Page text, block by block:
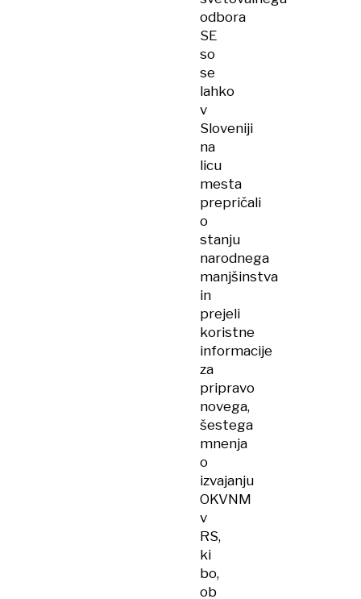
odbora
SE
so
se
lahko
v
Sloveniji
na
licu
mesta
prepričali
o
stanju
narodnega
manjšinstva
in
prejeli
koristne
informacije
za
pripravo
novega,
šestega
mnenja
o
izvajanju
OKVNM
v
RS,
ki
bo,
ob